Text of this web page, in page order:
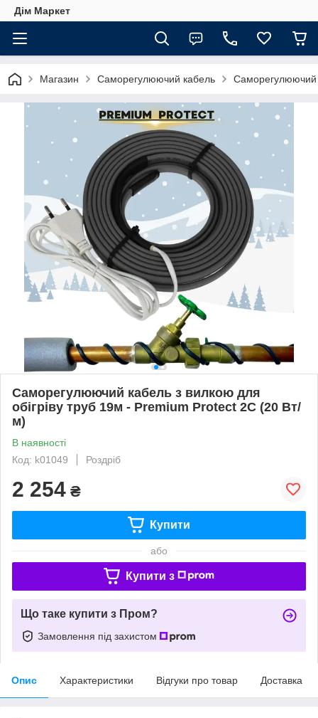
Дім Маркет
Магазин Саморегулюючий кабель Саморегулюючий
Саморегулюючий кабель з вилкою для
обігріву труб 19м - Premium Protect 2C (20 Вт/
м)
В наявності
Код: k01049
Роздріб
2 254 ₴
Купити
або
Купити з
Що таке купити з Пром?
Замовлення під захистом
Опис Характеристики Відгуки про товар Доставка